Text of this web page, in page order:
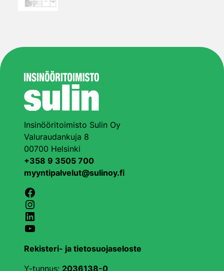
Insinööritoimisto Sulin Oy
Valuraudankuja 8
00700 Helsinki
+358 9 3505 700
myyntipalvelut@sulinoy.fi
Facebook
Instagram
LinkedIn
YouTube
Rekisteri- ja tietosuojaseloste
Y-tunnus: 2036138-0